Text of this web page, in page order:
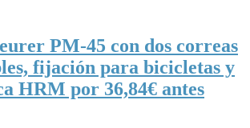
PM-45 con dos correas
fijación para bicicletas y
HRM por 36,84€ antes